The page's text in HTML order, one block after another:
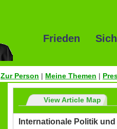
Frieden
Zur Person | Meine Themen |
View Article Map
Internationale Politik